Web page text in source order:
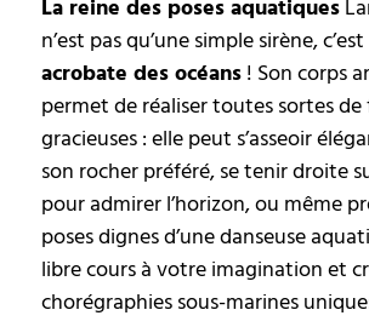
La reine des poses aquatiques
n’est pas qu’une simple sirène,
acrobate des océans ! Son corps
permet de réaliser toutes sortes de
gracieuses : elle peut s’asseoir
son rocher préféré, se tenir droite
pour admirer l’horizon, ou même
poses dignes d’une danseuse
libre cours à votre imagination et
chorégraphies sous-marines